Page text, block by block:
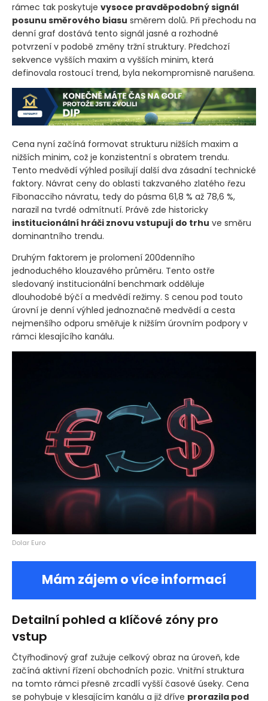
Právě tento scénář se nyní odehrál. Týdenní časový
rámec tak poskytuje
vysoce pravděpodobný signál
posunu směrového biasusměrem dolů. Při přechodu na
denní graf dostává tento signál jasné a rozhodné
potvrzení v podobě změny tržní struktury. Předchozí
sekvence vyšších maxim a vyšších minim, která
definovala rostoucí trend, byla nekompromisně narušena.
Cena nyní začíná formovat strukturu nižších maxim a
nižších minim, což je konzistentní s obratem trendu.
Tento medvědí výhled posilují další dva zásadní technické
faktory. Návrat ceny do oblasti takzvaného zlatého řezu
Fibonacciho návratu, tedy do pásma 61,8 % až 78,6 %,
narazil na tvrdé odmítnutí. Právě zde historicky
institucionální hráči znovu vstupují do trhu
dominantního trendu.
Druhým faktorem je prolomení 200denního
jednoduchého klouzavého průměru. Tento ostře
sledovaný institucionální benchmark odděluje
dlouhodobé býčí a medvědí režimy. S cenou pod touto
úrovní je denní výhled jednoznačně medvědí a cesta
nejmenšího odporu směřuje k nižším úrovním podpory v
Dolar Euro
Mám zájem o více informací
Detailní pohled a klíčové zóny pro
vstup
Čtyřhodinový graf zužuje celkový obraz na úroveň, kde
začíná aktivní řízení obchodních pozic. Vnitřní struktura